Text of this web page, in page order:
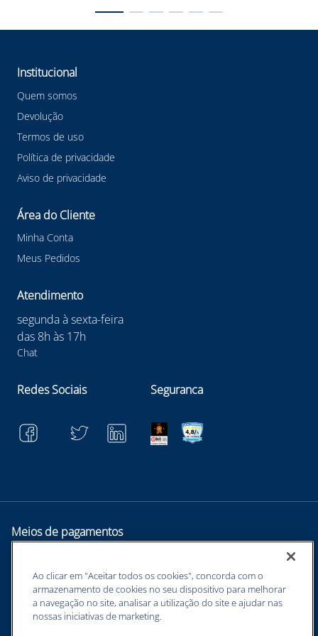
Institucional
Quem somos
Devolução
Termos de uso
Política de privacidade
Aviso de privacidade
Área do Cliente
Minha Conta
Meus Pedidos
Atendimento
segunda à sexta-feira
das 8h às 17h
Chat
Redes Sociais Seguranca
Meios de pagamentos
Ao clicar em "Aceitar todos os cookies", concorda com o
armazenamento de cookies no seu dispositivo para melhorar
a navegação no site, analisar a utilização do site e ajudar nas
nossas iniciativas de marketing.